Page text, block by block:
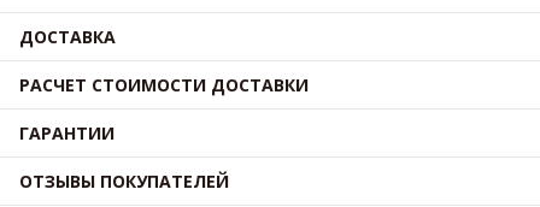
ДОСТАВКА
РАСЧЕТ СТОИМОСТИ ДОСТАВКИ
ГАРАНТИИ
ОТЗЫВЫ ПОКУПАТЕЛЕЙ